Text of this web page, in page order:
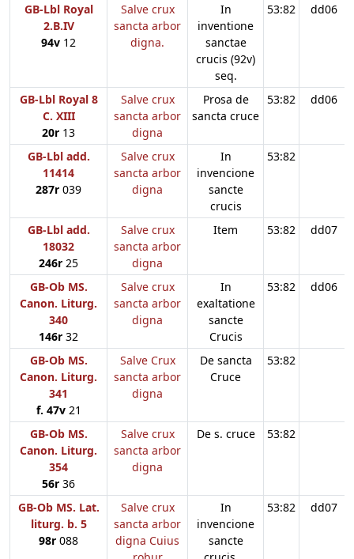
GB-Lbl Royal
2.B.IV
94v 12
Salve crux
sancta arbor
digna.
In
inventione
sanctae
crucis (92v)
seq.
53:82 dd06
GB-Lbl Royal 8
C. XIII
20r 13
Salve crux
sancta arbor
digna
Prosa de
sancta cruce
53:82 dd06
GB-Lbl add.
11414
287r 039
Salve crux
sancta arbor
digna
In
invencione
sancte
crucis
53:82
GB-Lbl add.
18032
246r 25
Salve crux
sancta arbor
digna
Item 53:82 dd07
GB-Ob MS.
Canon. Liturg.
340
146r 32
Salve crux
sancta arbor
digna
In
exaltatione
sancte
Crucis
53:82 dd06
GB-Ob MS.
Canon. Liturg.
341
f. 47v21
Salve Crux
sancta arbor
digna
De sancta
Cruce
53:82
GB-Ob MS.
Canon. Liturg.
354
56r 36
Salve crux
sancta arbor
digna
De s. cruce 53:82
GB-Ob MS. Lat.
liturg. b. 5
98r 088
Salve crux
sancta arbor
digna Cuius
In
invencione
sancte
53:82 dd07